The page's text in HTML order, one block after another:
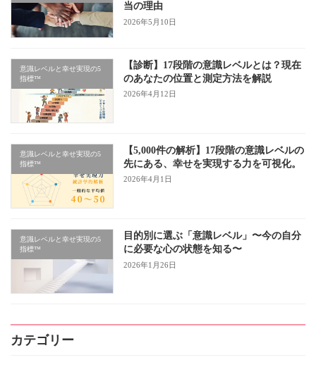
当の理由
2026年5月10日
意識レベルと幸せ実現の5
指標™
【診断】17段階の意識レベルとは？現在
のあなたの位置と測定方法を解説
2026年4月12日
意識レベルと幸せ実現の5
指標™
【5,000件の解析】17段階の意識レベルの
先にある、幸せを実現する力を可視化。
2026年4月1日
意識レベルと幸せ実現の5
指標™
目的別に選ぶ「意識レベル」〜今の自分
に必要な心の状態を知る〜
2026年1月26日
カテゴリー